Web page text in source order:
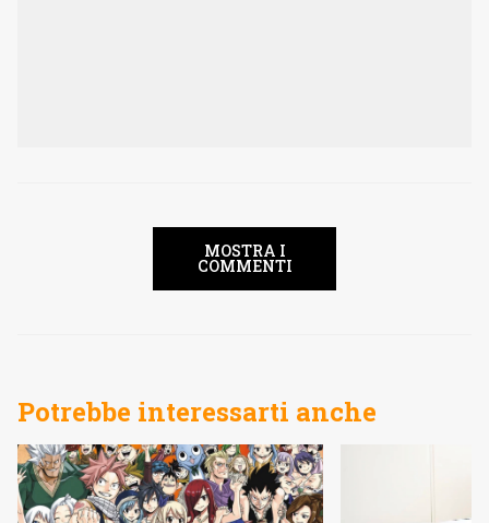
MOSTRA I
COMMENTI
Potrebbe interessarti anche